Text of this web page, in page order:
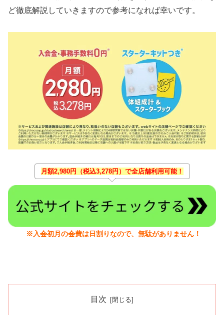
ど徹底解説していきますので参考になれば幸いです。
月額2,980円（税込3,278円）で全店舗利用可能！
※入会初月の会費は日割りなので、無駄がありません！
目次